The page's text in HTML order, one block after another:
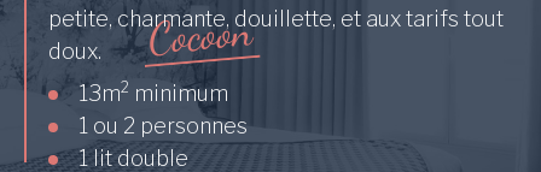
Cocoon
petite, charmante, douillette, et aux tarifs tout
doux.
13m2 minimum
1 ou 2 personnes
1 lit double